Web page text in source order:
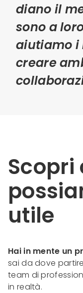
diano il
sono a
aiutiamo i
creare
Scopri
utile
Hai in mente un
sai da dove
team di
in realtà.